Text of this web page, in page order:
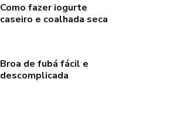
Como fazer iogurte
caseiro e coalhada seca
Broa de fubá fácil e
descomplicada